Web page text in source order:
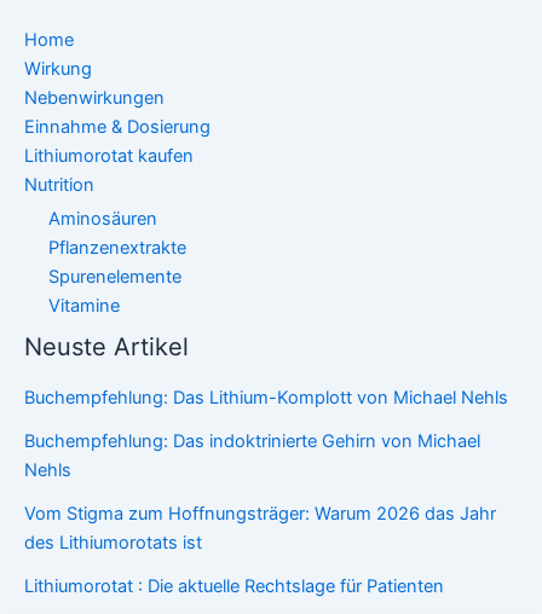
Home
Wirkung
Nebenwirkungen
Einnahme & Dosierung
Lithiumorotat kaufen
Nutrition
Aminosäuren
Pflanzenextrakte
Spurenelemente
Vitamine
Neuste Artikel
Buchempfehlung: Das Lithium-Komplott von Michael Nehls
Buchempfehlung: Das indoktrinierte Gehirn von Michael
Nehls
Vom Stigma zum Hoffnungsträger: Warum 2026 das Jahr
des Lithiumorotats ist
Lithiumorotat : Die aktuelle Rechtslage für Patienten